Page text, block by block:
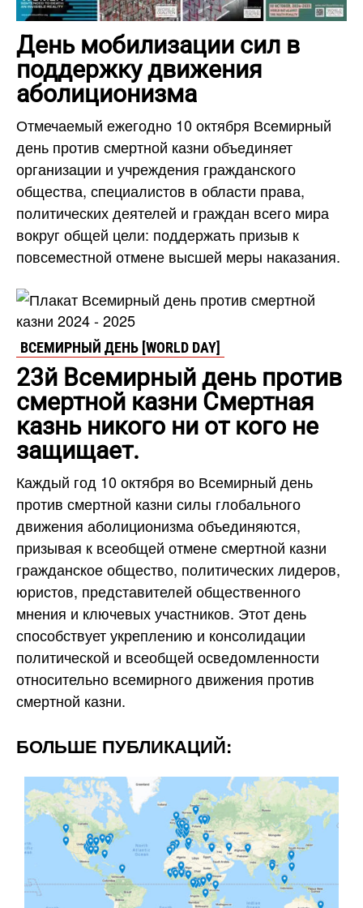
День мобилизации сил в
поддержку движения
аболиционизма
Отмечаемый ежегодно 10 октября Всемирный
день против смертной казни объединяет
организации и учреждения гражданского
общества, специалистов в области права,
политических деятелей и граждан всего мира
вокруг общей цели: поддержать призыв к
повсеместной отмене высшей меры наказания.
ВСЕМИРНЫЙ ДЕНЬ [WORLD DAY]
23й Всемирный день против
смертной казни Смертная
казнь никого ни от кого не
защищает.
Каждый год 10 октября во Всемирный день
против смертной казни силы глобального
движения аболиционизма объединяются,
призывая к всеобщей отмене смертной казни
гражданское общество, политических лидеров,
юристов, представителей общественного
мнения и ключевых участников. Этот день
способствует укреплению и консолидации
политической и всеобщей осведомленности
относительно всемирного движения против
смертной казни.
БОЛЬШЕ ПУБЛИКАЦИЙ: